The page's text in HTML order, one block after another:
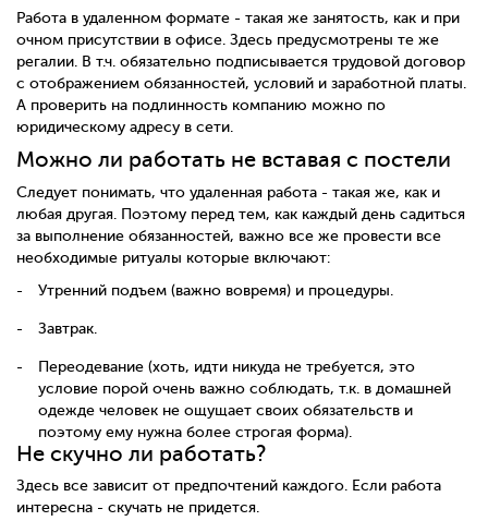
Работа в удаленном формате - такая же занятость, как и при
очном присутствии в офисе. Здесь предусмотрены те же
регалии. В т.ч. обязательно подписывается трудовой договор
с отображением обязанностей, условий и заработной платы.
А проверить на подлинность компанию можно по
юридическому адресу в сети.
Можно ли работать не вставая с постели
Следует понимать, что удаленная работа - такая же, как и
любая другая. Поэтому перед тем, как каждый день садиться
за выполнение обязанностей, важно все же провести все
необходимые ритуалы которые включают:
Утренний подъем (важно вовремя) и процедуры.
Завтрак.
Переодевание (хоть, идти никуда не требуется, это
условие порой очень важно соблюдать, т.к. в домашней
одежде человек не ощущает своих обязательств и
поэтому ему нужна более строгая форма).
Не скучно ли работать?
Здесь все зависит от предпочтений каждого. Если работа
интересна - скучать не придется.